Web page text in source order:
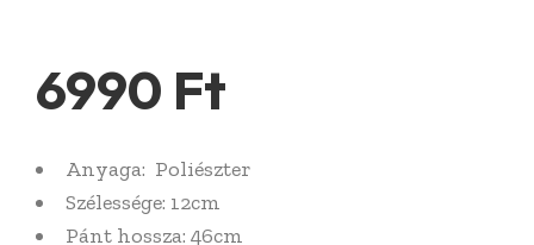
6990 Ft
Anyaga: Poliészter
Szélessége: 12cm
Pánt hossza: 46cm